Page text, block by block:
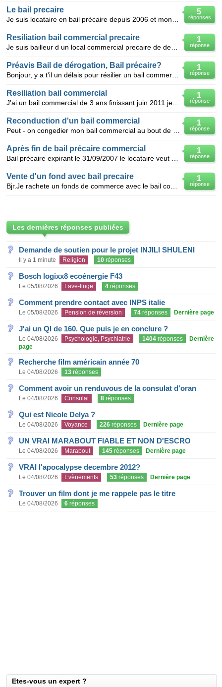
5
réponses
Le bail precaire
1
réponse
Resiliation bail commercial precaire
1
réponse
Préavis Bail de dérogation, Bail précaire?
1
réponse
Resiliation bail commercial
1
réponse
Reconduction d'un bail commercial
1
réponse
Après fin de bail précaire commercial
1
réponse
Vente d'un fond avec bail precaire
Les dernières réponses publiées
Demande de soutien pour le projet INJILI SHULENI
Il y a 1 minute Religion 10 réponses
Bosch logixx8 ecoénergie F43
Le 05/08/2026 Lave-linge 4 réponses
Comment prendre contact avec INPS italie
Le 05/08/2026 Pension de réversion 74 réponses Dernière page
J'ai un QI de 160. Que puis je en conclure ?
Le 04/08/2026 Psychologie, Psychiatrie 1404 réponses
Dernière
page
Recherche film américain année 70
Le 04/08/2026 13 réponses
Comment avoir un renduvous de la consulat d'oran
Le 04/08/2026 Consulat 8 réponses
Qui est Nicole Delya ?
Le 04/08/2026 Voyance 226 réponses Dernière page
UN VRAI MARABOUT FIABLE ET NON D'ESCRO
Le 04/08/2026 Marabout 145 réponses Dernière page
VRAI l'apocalypse decembre 2012?
Le 04/08/2026 Evènements 53 réponses Dernière page
Trouver un film dont je me rappele pas le titre
Le 04/08/2026 6 réponses
Etes-vous un expert ?